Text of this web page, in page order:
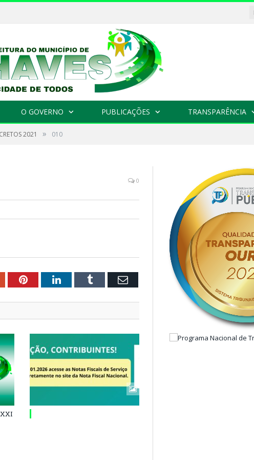
O GOVERNO PUBLICAÇÕES TRANSPARÊNCIA
2021 » 010
0
PinterestLinkedInTumblr Email